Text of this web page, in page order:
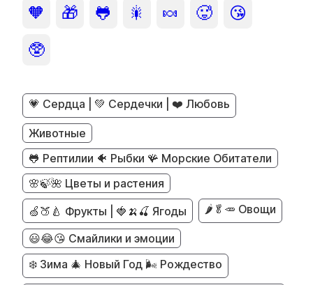
🧡
🎁 🐸 🎇 🍬 🥵
😘
🥸
💗 Сердца | 💚 Сердечки | ❤️ Любовь
Животные
🐸 Рептилии 🐠 Рыбки 🪸 Морские Обитатели
🌸🍃🌺 Цветы и растения
🍏🍑🍐 Фрукты | 🍓🍌🍒 Ягоды
🌶️🥬🥕 Овощи
😃😂😘 Смайлики и эмоции
❄️ Зима 🎄 Новый Год 🌬️ Рождество